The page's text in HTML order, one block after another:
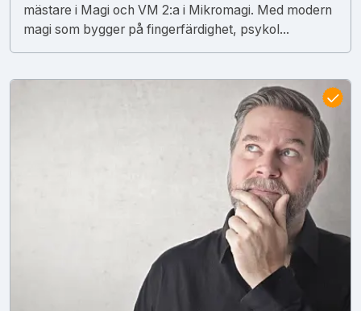
mästare i Magi och VM 2:a i Mikromagi. Med modern
magi som bygger på fingerfärdighet, psykol...